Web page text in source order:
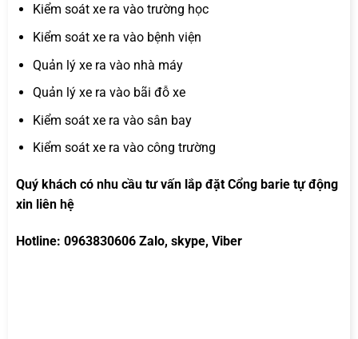
Kiểm soát xe ra vào trường học
Kiểm soát xe ra vào bệnh viện
Quản lý xe ra vào nhà máy
Quản lý xe ra vào bãi đỗ xe
Kiểm soát xe ra vào sân bay
Kiểm soát xe ra vào công trường
Quý khách có nhu cầu tư vấn lắp đặt Cổng barie tự động
xin liên hệ
Hotline: 0963830606 Zalo, skype, Viber